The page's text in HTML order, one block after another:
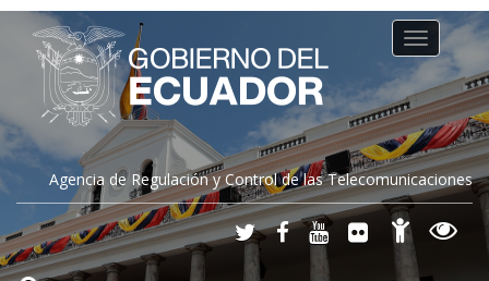
Agencia de Regulación y Control de las Telecomunicaciones
Toggle
navigation